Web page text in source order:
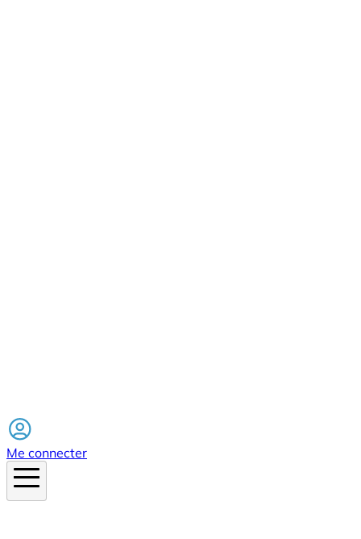
Me connecter